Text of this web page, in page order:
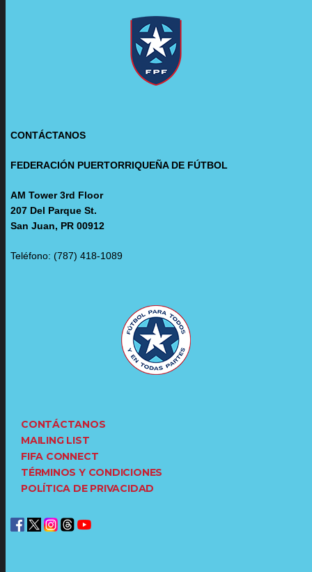
CONTÁCTANOS
FEDERACIÓN PUERTORRIQUEÑA DE FÚTBOL
AM Tower 3rd Floor
207 Del Parque St.
San Juan, PR 00912
Teléfono: (787) 418-1089
CONTÁCTANOS
MAILING LIST
FIFA CONNECT
TÉRMINOS Y CONDICIONES
POLÍTICA DE PRIVACIDAD